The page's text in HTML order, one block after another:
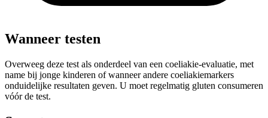
Wanneer testen
Overweeg deze test als onderdeel van een coeliakie-evaluatie, met
name bij jonge kinderen of wanneer andere coeliakiemarkers
onduidelijke resultaten geven. U moet regelmatig gluten consumeren
vóór de test.